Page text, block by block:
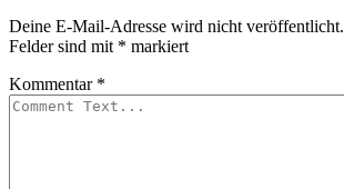
Deine E-Mail-Adresse wird nicht veröffentlicht.
Felder sind mit * markiert
Kommentar *